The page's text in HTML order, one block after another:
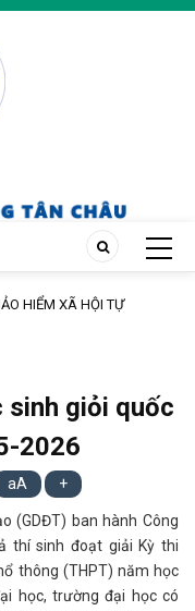
HIỂM XÃ HỘI TỰ
sinh giỏi quốc
2026
aA +
(GDĐT) ban hành Công
thí sinh đoạt giải Kỳ thi
thông (THPT) năm học
học, trường đại học có